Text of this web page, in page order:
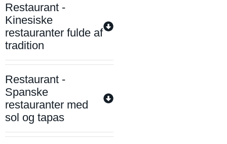
Restaurant -
Kinesiske
restauranter fulde af
tradition
Restaurant -
Spanske
restauranter med
sol og tapas